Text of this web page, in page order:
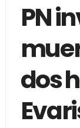
PN
dos